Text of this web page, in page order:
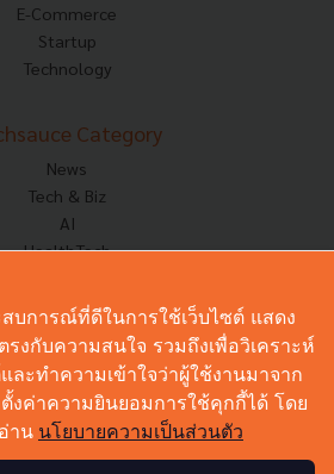
E-Commerce
Startup
Technology
Category
News
Tech & Biz
AI
HealthTech
Corp Innov
Saucy Thoughts
Based On
Sustainable
Videos
Podcast
สบการณ์ที่ดีในการใช้เว็บไซต์ แสดง
งกับความสนใจ รวมถึงเพื่อวิเคราะห์
ละทำความเข้าใจว่าผู้ใช้งานมาจาก
งค่าความยินยอมการใช้คุกกี้ได้ โดย
าน นโยบายความเป็นส่วนตัว